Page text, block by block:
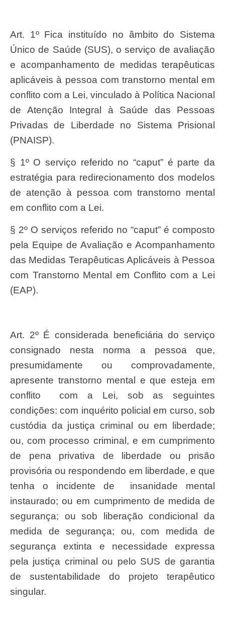
Art. 1º Fica instituído no âmbito do Sistema
Único de Saúde (SUS), o serviço de avaliação
e acompanhamento de medidas terapêuticas
aplicáveis à pessoa com transtorno mental em
conflito com a Lei, vinculado à Política Nacional
de Atenção Integral à Saúde das Pessoas
Privadas de Liberdade no Sistema Prisional
(PNAISP).
§ 1º O serviço referido no “caput” é parte da
estratégia para redirecionamento dos modelos
de atenção à pessoa com transtorno mental
em conflito com a Lei.
§ 2º O serviços referido no “caput” é composto
pela Equipe de Avaliação e Acompanhamento
das Medidas Terapêuticas Aplicáveis à Pessoa
com Transtorno Mental em Conflito com a Lei
(EAP).
Art. 2º É considerada beneficiária do serviço
consignado nesta norma a pessoa que,
presumidamente ou comprovadamente,
apresente transtorno mental e que esteja em
conflito com a Lei, sob as seguintes
condições: com inquérito policial em curso, sob
custódia da justiça criminal ou em liberdade;
ou, com processo criminal, e em cumprimento
de pena privativa de liberdade ou prisão
provisória ou respondendo em liberdade, e que
tenha o incidente de insanidade mental
instaurado; ou em cumprimento de medida de
segurança; ou sob liberação condicional da
medida de segurança; ou, com medida de
segurança extinta e necessidade expressa
pela justiça criminal ou pelo SUS de garantia
de sustentabilidade do projeto terapêutico
singular.